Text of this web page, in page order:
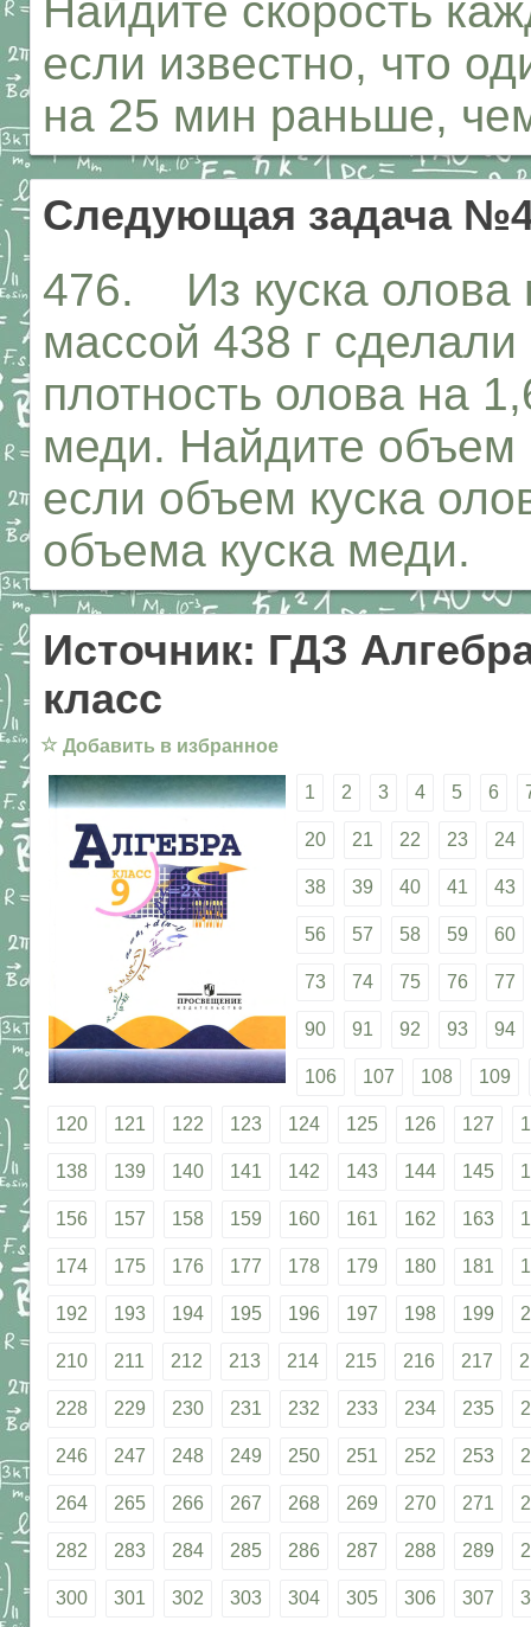
Найдите скорость
если известно, что
на 25 мин раньше,
Следующая задача
476. Из куска олова
массой 438 г
плотность олова на
меди. Найдите объем
если объем куска
объема куска меди.
Источник: ГДЗ
класс
☆ Добавить в избранное
1 2 3 4 5 6
20 21 22 23 24
38 39 40 41 43
56 57 58 59 60
73 74 75 76 77
90 91 92 93 94
106 107 108 109
120 121 122 123 124 125 126 127
138 139 140 141 142 143 144 145
156 157 158 159 160 161 162 163
174 175 176 177 178 179 180 181
192 193 194 195 196 197 198 199
210 211 212 213 214 215 216 217
228 229 230 231 232 233 234 235
246 247 248 249 250 251 252 253
264 265 266 267 268 269 270 271
282 283 284 285 286 287 288 289
300 301 302 303 304 305 306 307